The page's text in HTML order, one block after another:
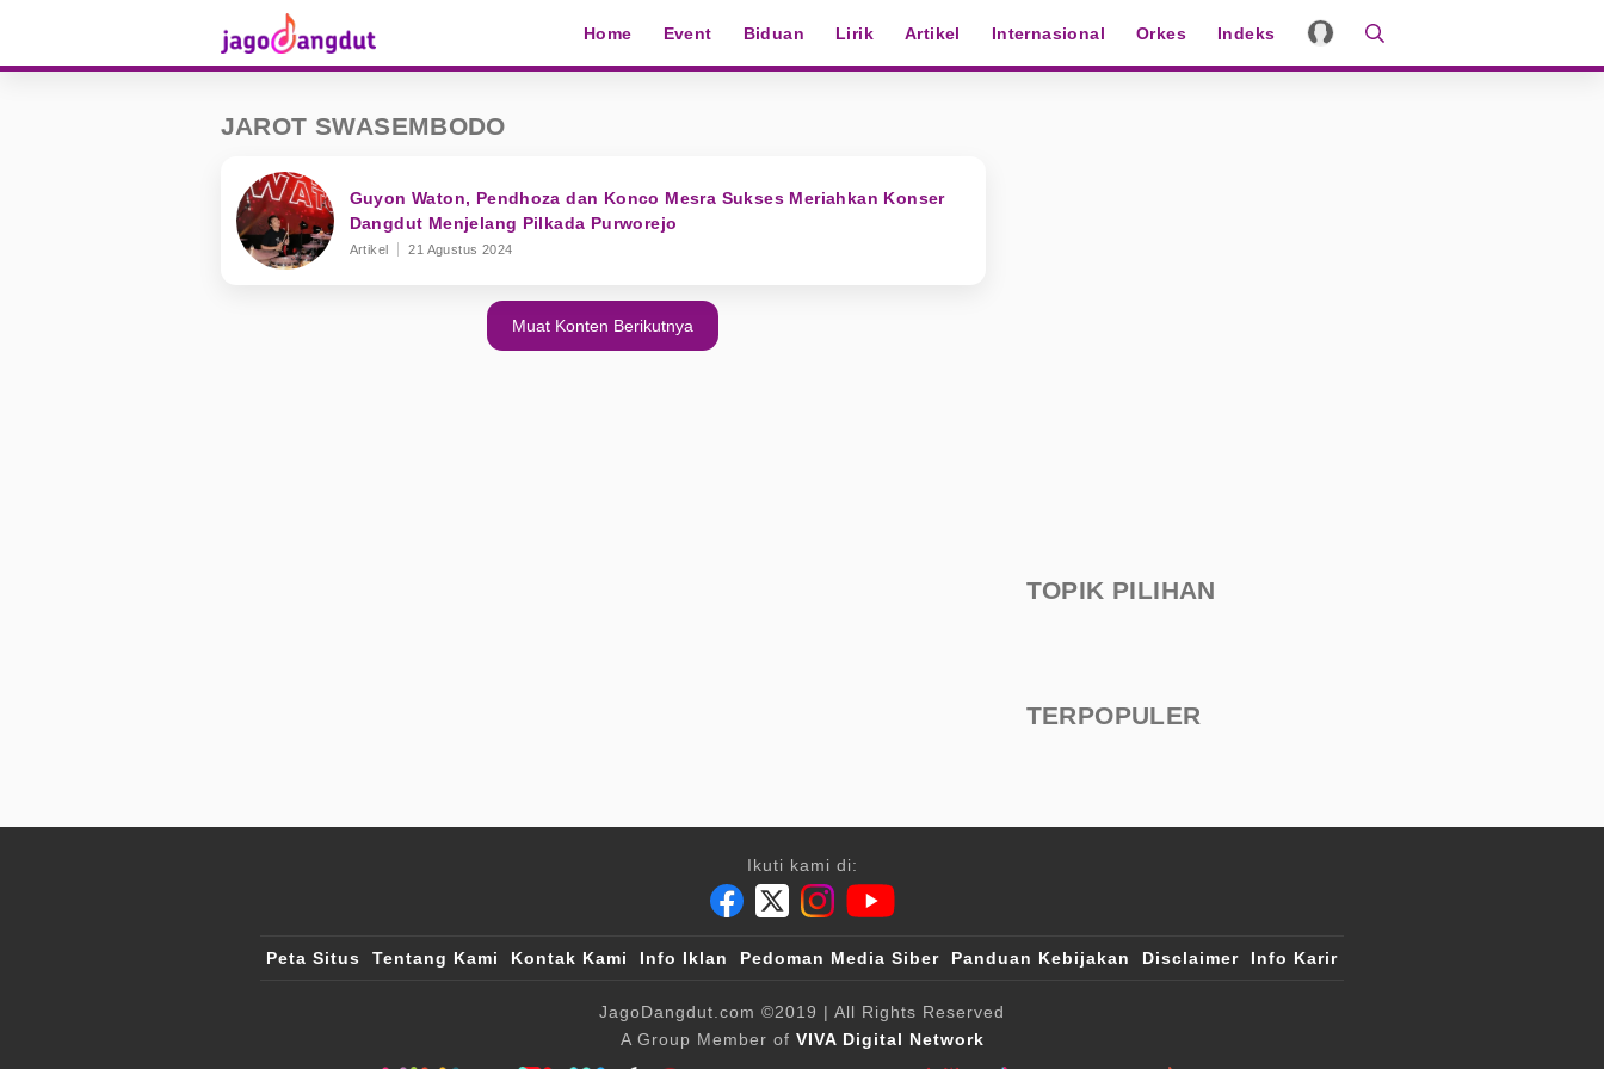
Home Event Biduan Lirik Artikel Internasional Orkes Indeks
JAROT SWASEMBODO
Guyon Waton, Pendhoza dan Konco Mesra Sukses Meriahkan Konser
Dangdut Menjelang Pilkada Purworejo
Artikel 21 Agustus 2024
Muat Konten Berikutnya
TOPIK PILIHAN
TERPOPULER
Ikuti kami di:
Peta Situs Tentang Kami Kontak Kami Info Iklan Pedoman Media Siber Panduan Kebijakan Disclaimer Info Karir
JagoDangdut.com ©2019 | All Rights Reserved
A Group Member of VIVA Digital Network